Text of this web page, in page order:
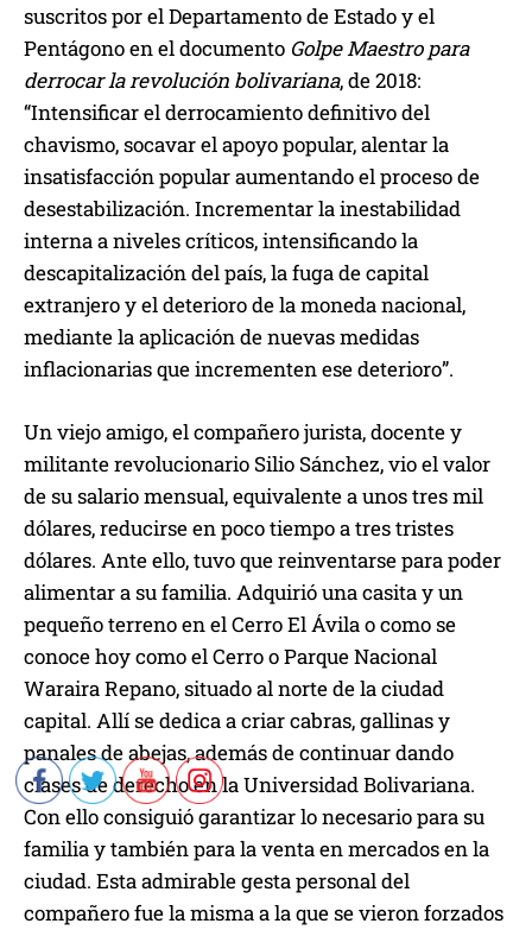
suscritos por el Departamento de Estado y el
Pentágono en el documento Golpe Maestro para
derrocar la revolución bolivariana, de 2018:
“Intensificar el derrocamiento definitivo del
chavismo, socavar el apoyo popular, alentar la
insatisfacción popular aumentando el proceso de
desestabilización. Incrementar la inestabilidad
interna a niveles críticos, intensificando la
descapitalización del país, la fuga de capital
extranjero y el deterioro de la moneda nacional,
mediante la aplicación de nuevas medidas
inflacionarias que incrementen ese deterioro”.
Un viejo amigo, el compañero jurista, docente y
militante revolucionario Silio Sánchez, vio el valor
de su salario mensual, equivalente a unos tres mil
dólares, reducirse en poco tiempo a tres tristes
dólares. Ante ello, tuvo que reinventarse para poder
alimentar a su familia. Adquirió una casita y un
pequeño terreno en el Cerro El Ávila o como se
conoce hoy como el Cerro o Parque Nacional
Waraira Repano, situado al norte de la ciudad
capital. Allí se dedica a criar cabras, gallinas y
panales de abejas, además de continuar dando
clases de derecho en la Universidad Bolivariana.
Con ello consiguió garantizar lo necesario para su
familia y también para la venta en mercados en la
ciudad. Esta admirable gesta personal del
compañero fue la misma a la que se vieron forzados